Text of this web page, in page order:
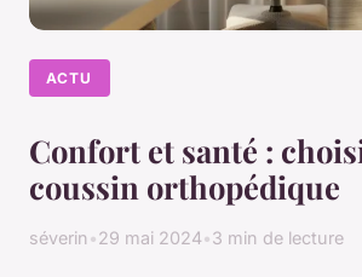
ACTU
Confort et santé :
coussin orthopédique
séverin•29 mai 2024•3 min de lecture